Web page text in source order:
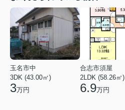
玉名市中
3DK (43.00㎡)
3万円
合志市須屋
2LDK (58.26㎡)
6.9万円